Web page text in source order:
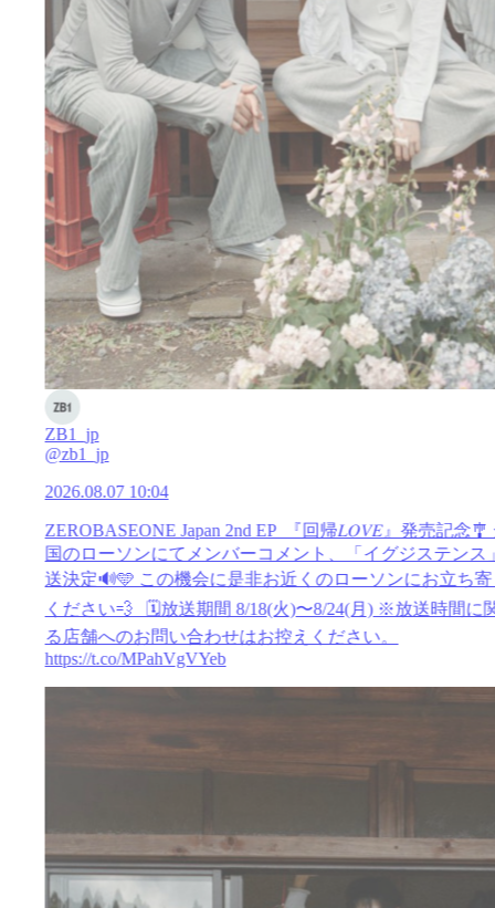
ZB1_jp
@zb1_jp
2026.08.07 10:04
ZEROBASEONE Japan 2nd EP 『回帰𝐿𝑂𝑉𝐸』発売記念🎐
国のローソンにてメンバーコメント、「イグジステンス
送決定🔊🩵 この機会に是非お近くのローソンにお立ち
ください💨 🗓️放送期間 8/18(火)〜8/24(月) ※放送時間に
る店舗へのお問い合わせはお控えください。
https://t.co/MPahVgVYeb